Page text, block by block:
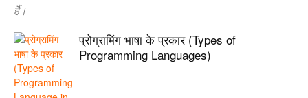
हैं।
प्रोग्रामिंग भाषा के प्रकार (Types of
Programming Languages)